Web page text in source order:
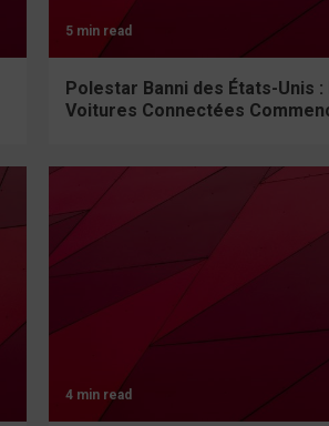
5 min read
Polestar Banni des États-Unis
Voitures Connectées
4 min read